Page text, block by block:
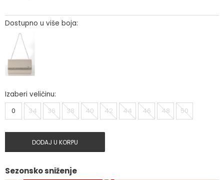
Dostupno u više boja:
Izaberi veličinu:
0
34 36 38 40 42 44 46 48 50
DODAJ U KORPU
Sezonsko sniženje